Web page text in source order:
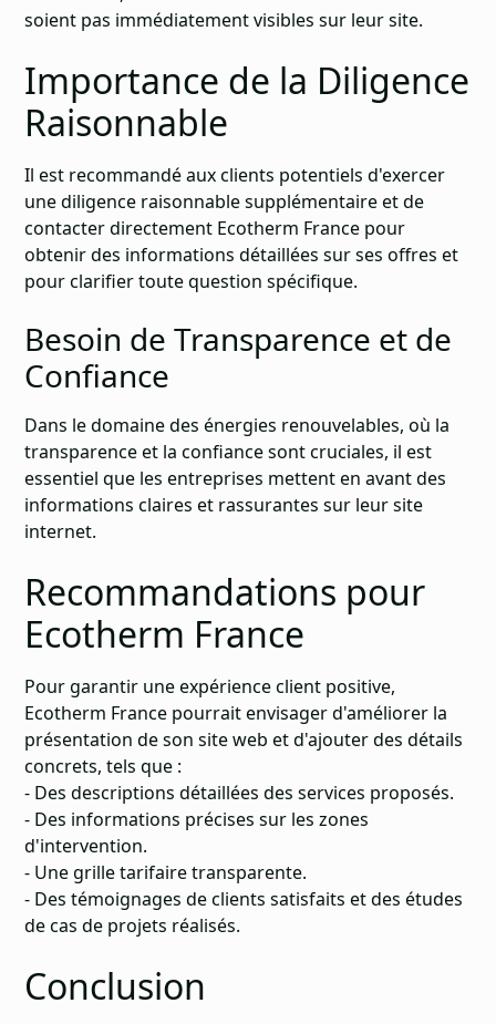
soient pas immédiatement visibles sur leur site.
Importance de la Diligence
Raisonnable
Il est recommandé aux clients potentiels d'exercer
une diligence raisonnable supplémentaire et de
contacter directement Ecotherm France pour
obtenir des informations détaillées sur ses offres et
pour clarifier toute question spécifique.
Besoin de Transparence et de
Confiance
Dans le domaine des énergies renouvelables, où la
transparence et la confiance sont cruciales, il est
essentiel que les entreprises mettent en avant des
informations claires et rassurantes sur leur site
internet.
Recommandations pour
Ecotherm France
Pour garantir une expérience client positive,
Ecotherm France pourrait envisager d'améliorer la
présentation de son site web et d'ajouter des détails
concrets, tels que :
- Des descriptions détaillées des services proposés.
- Des informations précises sur les zones
d'intervention.
- Une grille tarifaire transparente.
- Des témoignages de clients satisfaits et des études
de cas de projets réalisés.
Conclusion